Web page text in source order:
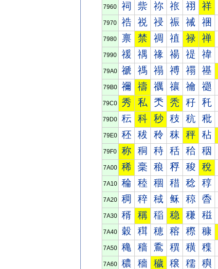
7960 祠 祡 祢 祣 祤 祥
7970 祰 祱 祲 祳 祴 祵
7980 禀 禁 禂 禃 禄 禅
7990 禐 禑 禒 禓 禔 禕
79A0 禠 禡 禢 禣 禤 禥
79B0 禰 禱 禲 禳 禴 禵
79C0 秀 私 秂 秃 秄 秅
79D0 秐 科 秒 秓 秔 秕
79E0 秠 秡 秢 秣 秤 秥
79F0 称 秱 秲 秳 秴 秵
7A00 稀 稁 稂 稃 稄 稅
7A10 稐 稑 稒 稓 稔 稕
7A20 稠 稡 稢 稣 稤 稥
7A30 稰 稱 稲 稳 稴 稵
7A40 穀 穁 穂 穃 穄 穅
7A50 穐 穑 穒 穓 穔 穕
7A60 穠 穡 穢 穣 穤 穥